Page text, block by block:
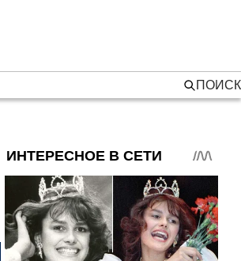
ПОИСК